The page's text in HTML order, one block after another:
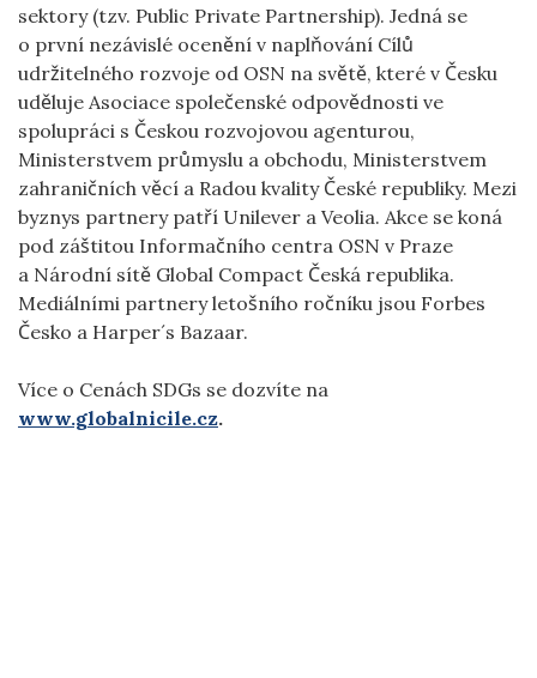
sektory (tzv. Public Private Partnership). Jedná se
o první nezávislé ocenění v naplňování Cílů
udržitelného rozvoje od OSN na světě, které v Česku
uděluje Asociace společenské odpovědnosti ve
spolupráci s Českou rozvojovou agenturou,
Ministerstvem průmyslu a obchodu, Ministerstvem
zahraničních věcí a Radou kvality České republiky. Mezi
byznys partnery patří Unilever a Veolia. Akce se koná
pod záštitou Informačního centra OSN v Praze
a Národní sítě Global Compact Česká republika.
Mediálními partnery letošního ročníku jsou Forbes
Česko a Harper´s Bazaar.
Více o Cenách SDGs se dozvíte na
www.globalnicile.cz.